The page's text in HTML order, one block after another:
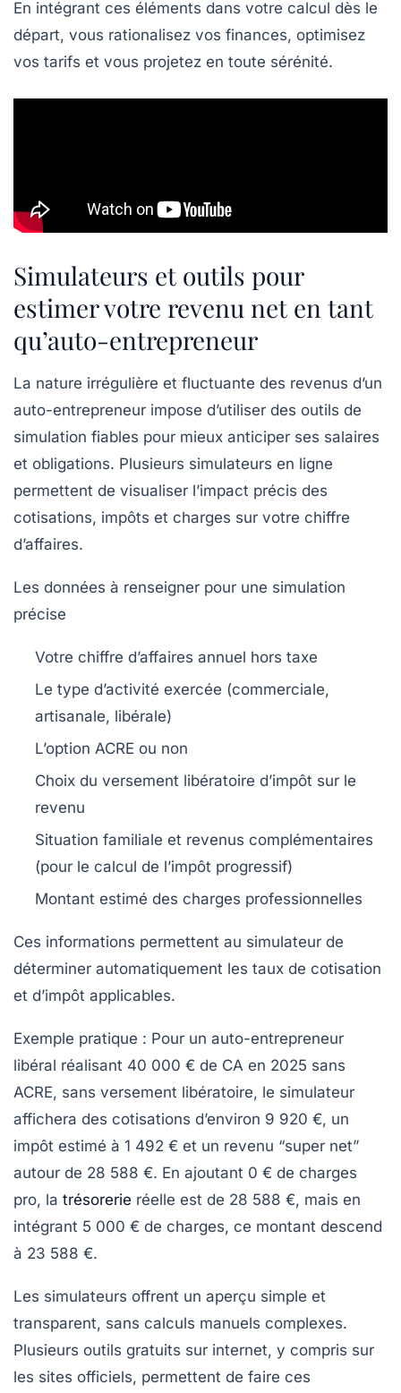
En intégrant ces éléments dans votre calcul dès le
départ, vous rationalisez vos finances, optimisez
vos tarifs et vous projetez en toute sérénité.
Simulateurs et outils pour
estimer votre revenu net en tant
qu’auto-entrepreneur
La nature irrégulière et fluctuante des revenus d’un
auto-entrepreneur impose d’utiliser des outils de
simulation fiables pour mieux anticiper ses salaires
et obligations. Plusieurs simulateurs en ligne
permettent de visualiser l’impact précis des
cotisations, impôts et charges sur votre chiffre
d’affaires.
Les données à renseigner pour une simulation
précise
Votre chiffre d’affaires annuel hors taxe
Le type d’activité exercée (commerciale,
artisanale, libérale)
L’option ACRE ou non
Choix du versement libératoire d’impôt sur le
revenu
Situation familiale et revenus complémentaires
(pour le calcul de l’impôt progressif)
Montant estimé des charges professionnelles
Ces informations permettent au simulateur de
déterminer automatiquement les taux de cotisation
et d’impôt applicables.
Exemple pratique : Pour un auto-entrepreneur
libéral réalisant 40 000 € de CA en 2025 sans
ACRE, sans versement libératoire, le simulateur
affichera des cotisations d’environ 9 920 €, un
impôt estimé à 1 492 € et un revenu “super net”
autour de 28 588 €. En ajoutant 0 € de charges
pro, la trésorerie réelle est de 28 588 €, mais en
intégrant 5 000 € de charges, ce montant descend
à 23 588 €.
Les simulateurs offrent un aperçu simple et
transparent, sans calculs manuels complexes.
Plusieurs outils gratuits sur internet, y compris sur
les sites officiels, permettent de faire ces